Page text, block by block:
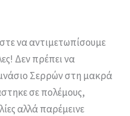
να αντιμετωπίσουμε
Δεν πρέπει να
Σερρών στη μακρά
σε πολέμους,
αλλά παρέμεινε